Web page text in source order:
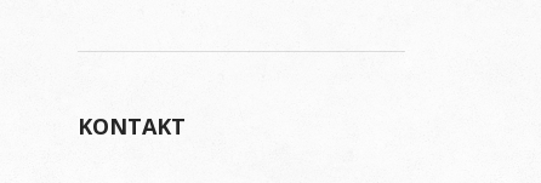
KONTAKT